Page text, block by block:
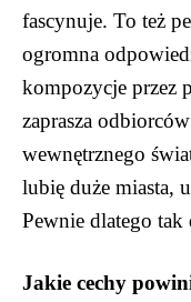
fascynuje. To też
ogromna
kompozycje przez
zaprasza
wewnętrznego
lubię duże miasta,
Pewnie dlatego tak
Jakie cechy